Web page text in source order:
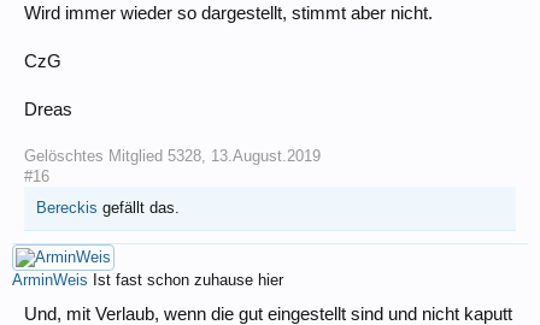
Wird immer wieder so dargestellt, stimmt aber nicht.
CzG
Dreas
Gelöschtes Mitglied 5328 13.August.2019
#16
Bereckis gefällt das.
ArminWeis Ist fast schon zuhause hier
Und, mit Verlaub, wenn die gut eingestellt sind und nicht kaputt